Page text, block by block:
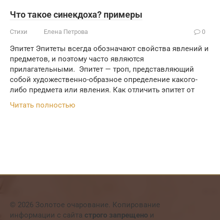
Что такое синекдоха? примеры
Стихи Елена Петрова 0
Эпитет Эпитеты всегда обозначают свойства явлений и
предметов, и поэтому часто являются
прилагательными. Эпитет — троп, представляющий
собой художественно-образное определение какого-
либо предмета или явления. Как отличить эпитет от
Читать полностью
© 2026 Золотое очарование. Копирование
информации с сайта строго запрещено и